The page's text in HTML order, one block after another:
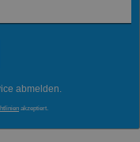
abmelden.
akzeptiert.